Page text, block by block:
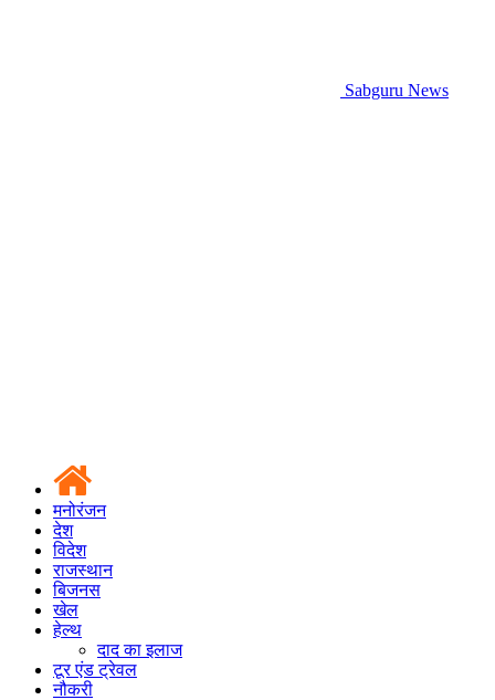
Sabguru News
मनोरंजन
देश
विदेश
राजस्थान
बिजनस
खेल
हेल्थ
दाद का इलाज
टूर एंड ट्रेवल
नौकरी